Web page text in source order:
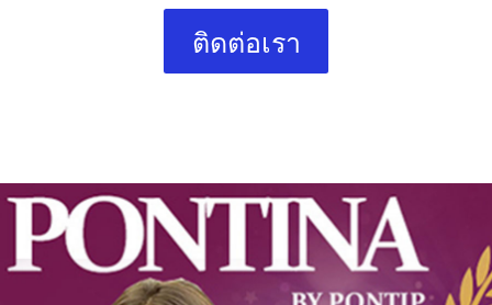
ติดต่อเรา